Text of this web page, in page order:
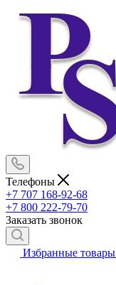
Телефоны
+7 707 168-92-68
+7 800 222-79-70
Заказать звонок
Избранные товары